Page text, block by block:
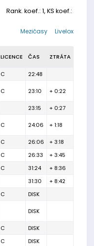
Rank. koef.: 1, KS koef.:
Livelox
Mezičasy
LICENCE ČAS ZTRÁTA
C 22:48
C 23:10 + 0:22
23:15 + 0:27
C 24:06 + 1:18
C 26:06
+ 3:18
C 26:33
+ 3:45
C 31:24
+ 8:36
31:30
+ 8:42
C
DISK
DISK
C
DISK
C DISK